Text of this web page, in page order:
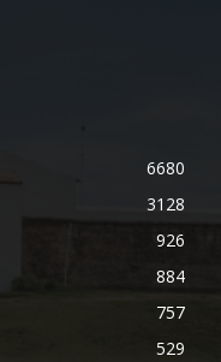
6680
3128
926
884
757
529